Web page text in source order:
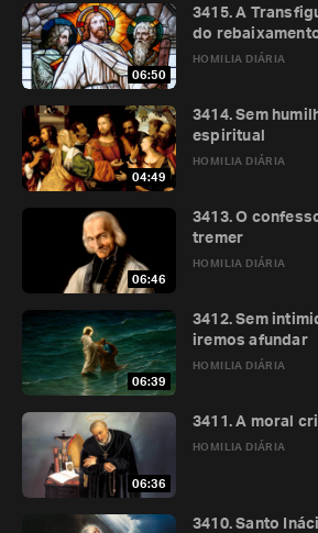
06:50
HOMILIA DIÁRIA
3415. A
do
04:49
HOMILIA DIÁRIA
3414. Sem
espiritual
06:46
HOMILIA DIÁRIA
3413. O
tremer
06:39
HOMILIA DIÁRIA
3412. Sem
iremos afundar
06:36
HOMILIA DIÁRIA
3411. A moral
3410. Santo